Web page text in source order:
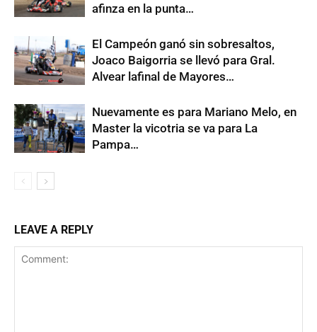
afinza en la punta…
El Campeón ganó sin sobresaltos,
Joaco Baigorria se llevó para Gral.
Alvear lafinal de Mayores…
Nuevamente es para Mariano Melo, en
Master la vicotria se va para La
Pampa…
LEAVE A REPLY